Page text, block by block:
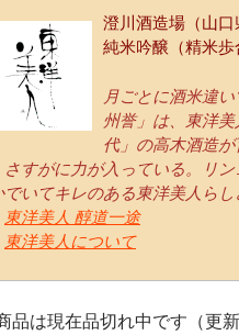
澄川酒造場（山口
純米吟醸（精米歩
月ごとに酒米違
州誉」は、東洋
代」の高木酒造
さすがに力が入っている。リ
でいてキレのある東洋美人らし
東洋美人 醇道一途
東洋美人について
品は現在品切れ中です（更